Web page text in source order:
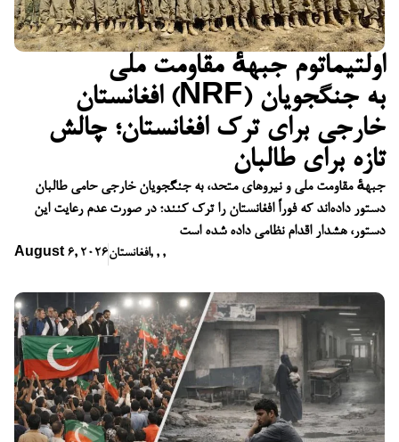
اولتیماتوم جبههٔ مقاومت ملی
افغانستان (NRF) به جنگجویان
خارجی برای ترک افغانستان؛ چالش
تازه برای طالبان
جبههٔ مقاومت ملی و نیروهای متحد، به جنگجویان خارجی حامی طالبان
دستور داده‌اند که فوراً افغانستان را ترک کنند؛ در صورت عدم رعایت این
دستور، هشدار اقدام نظامی داده شده است
August 6, 2026افغانستان, , ,